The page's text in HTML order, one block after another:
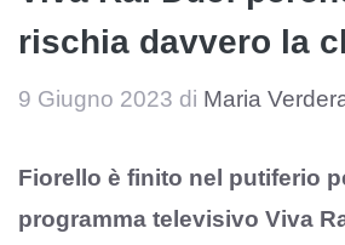
rischia davvero la
9 Giugno 2023 di Maria
Fiorello è finito nel putiferio
programma televisivo Viva